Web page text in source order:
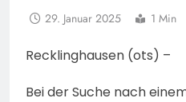
29. Januar 2025 1 Min
Recklinghausen (ots) –
Bei der Suche nach